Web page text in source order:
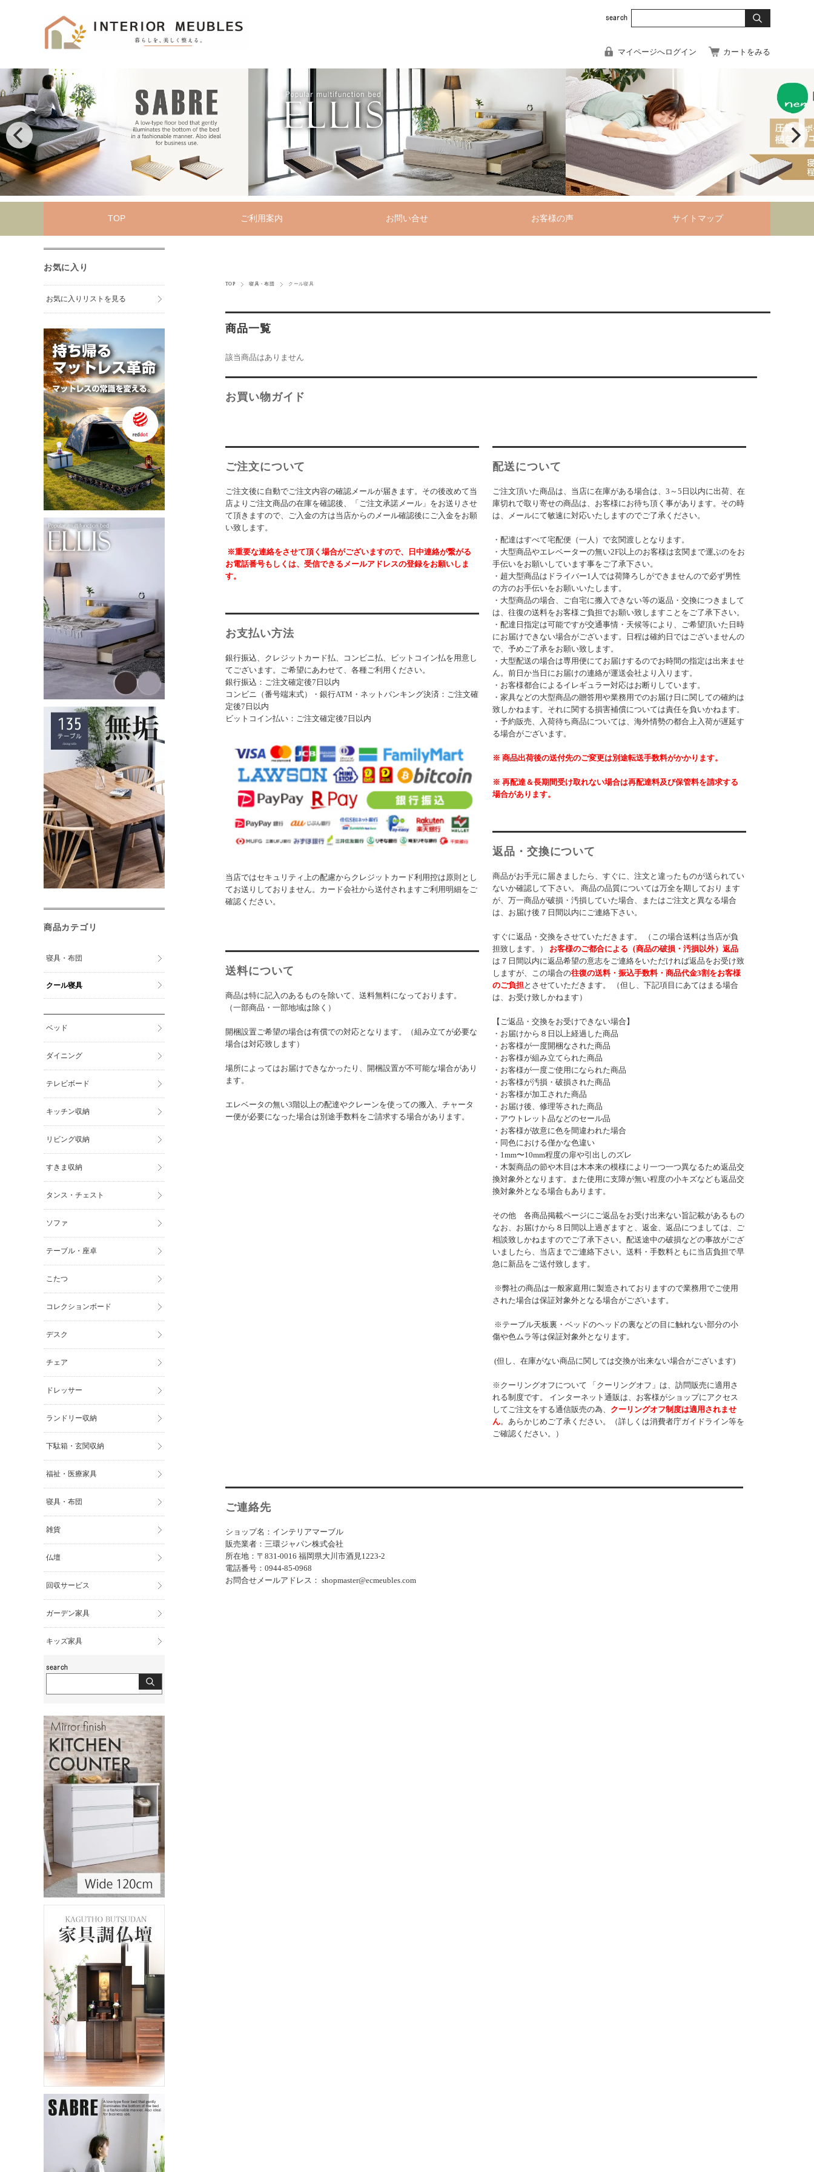
マイページへログイン カートをみる
TOP ご利用案内 お問い合せ お客様の声 サイトマップ
TOP 寝具・布団 クール寝具
商品一覧
該当商品はありません
お買い物ガイド
ご注文について
ご注文後に自動でご注文内容の確認メールが届きます。その後改めて当
店よりご注文商品の在庫を確認後、「ご注文承諾メール」をお送りさせ
て頂きますので、ご入金の方は当店からのメール確認後にご入金をお願
い致します。
※重要な連絡をさせて頂く場合がございますので、日中連絡が繋がる
お電話番号もしくは、受信できるメールアドレスの登録をお願いしま
す。
お支払い方法
銀行振込、クレジットカード払、コンビニ払、ビットコイン払を用意し
てございます。ご希望にあわせて、各種ご利用ください。
銀行振込：ご注文確定後7日以内
コンビニ（番号端末式）・銀行ATM・ネットバンキング決済：ご注文確
定後7日以内
ビットコイン払い：ご注文確定後7日以内
当店ではセキュリティ上の配慮からクレジットカード利用控は原則とし
てお送りしておりません。カード会社から送付されますご利用明細をご
確認ください。
送料について
商品は特に記入のあるものを除いて、送料無料になっております。
（一部商品・一部地域は除く）
開梱設置ご希望の場合は有償での対応となります。（組み立てが必要な
場合は対応致します）
場所によってはお届けできなかったり、開梱設置が不可能な場合があり
ます。
エレベータの無い3階以上の配達やクレーンを使っての搬入、チャータ
ー便が必要になった場合は別途手数料をご請求する場合があります。
配送について
ご注文頂いた商品は、当店に在庫がある場合は、3～5日以内に出荷、在
庫切れで取り寄せの商品は、お客様にお待ち頂く事があります。その時
は、メールにて敏速に対応いたしますのでご了承ください。
・配達はすべて宅配便（一人）で玄関渡しとなります。
・大型商品やエレベーターの無い2F以上のお客様は玄関まで運ぶのをお
手伝いをお願いしています事をご了承下さい。
・超大型商品はドライバー1人では荷降ろしができませんので必ず男性
の方のお手伝いをお願いいたします。
・大型商品の場合、ご自宅に搬入できない等の返品・交換につきまして
は、往復の送料をお客様ご負担でお願い致しますことをご了承下さい。
・配達日指定は可能ですが交通事情・天候等により、ご希望頂いた日時
にお届けできない場合がございます。日程は確約日ではございませんの
で、予めご了承をお願い致します。
・大型配送の場合は専用便にてお届けするのでお時間の指定は出来ませ
ん。前日か当日にお届けの連絡が運送会社より入ります。
・お客様都合によるイレギュラー対応はお断りしています。
・家具などの大型商品の贈答用や業務用でのお届け日に関しての確約は
致しかねます。それに関する損害補償については責任を負いかねます。
・予約販売、入荷待ち商品については、海外情勢の都合上入荷が遅延す
る場合がございます。
※ 商品出荷後の送付先のご変更は別途転送手数料がかかります。
※ 再配達＆長期間受け取れない場合は再配達料及び保管料を請求する
場合があります。
返品・交換について
商品がお手元に届きましたら、すぐに、注文と違ったものが送られてい
ないか確認して下さい。 商品の品質については万全を期しており ます
が、万一商品が破損・汚損していた場合、またはご注文と異なる場合
は、お届け後７日間以内にご連絡下さい。
すぐに返品・交換をさせていただきます。 （この場合送料は当店が負
担致します。） お客様のご都合による（商品の破損・汚損以外）返品
は７日間以内に返品希望の意志をご連絡をいただければ返品をお受け致
しますが、この場合の往復の送料・振込手数料・商品代金3割をお客様
のご負担とさせていただきます。 （但し、下記項目にあてはまる場合
は、お受け致しかねます）
【ご返品・交換をお受けできない場合】
・お届けから８日以上経過した商品
・お客様が一度開梱なされた商品
・お客様が組み立てられた商品
・お客様が一度ご使用になられた商品
・お客様が汚損・破損された商品
・お客様が加工された商品
・お届け後、修理等された商品
・アウトレット品などのセール品
・お客様が故意に色を間違われた場合
・同色における僅かな色違い
・1mm〜10mm程度の扉や引出しのズレ
・木製商品の節や木目は木本来の模様により一つ一つ異なるため返品交
換対象外となります。また使用に支障が無い程度の小キズなども返品交
換対象外となる場合もあります。
その他 各商品掲載ページにご返品をお受け出来ない旨記載があるもの
なお、お届けから８日間以上過ぎますと、返金、返品につましては、ご
相談致しかねますのでご了承下さい。配送途中の破損などの事故がござ
いましたら、当店までご連絡下さい。送料・手数料ともに当店負担で早
急に新品をご送付致します。
※弊社の商品は一般家庭用に製造されておりますので業務用でご使用
された場合は保証対象外となる場合がございます。
※テーブル天板裏・ベッドのヘッドの裏などの目に触れない部分の小
傷や色ムラ等は保証対象外となります。
(但し、在庫がない商品に関しては交換が出来ない場合がございます)
※クーリングオフについて 「クーリングオフ」は、訪問販売に適用さ
れる制度です。 インターネット通販は、お客様がショップにアクセス
してご注文をする通信販売の為、 クーリングオフ制度は適用されませ
ん。あらかじめご了承ください。（詳しくは消費者庁ガイドライン等を
ご確認ください。）
ご連絡先
ショップ名：インテリアマーブル
販売業者：三環ジャパン株式会社
所在地：〒831-0016 福岡県大川市酒見1223-2
電話番号：0944-85-0968
お問合せメールアドレス： shopmaster@ecmeubles.com
お気に入り
お気に入りリストを見る
商品カテゴリ
寝具・布団
クール寝具
ベッド
ダイニング
テレビボード
キッチン収納
リビング収納
すきま収納
タンス・チェスト
ソファ
テーブル・座卓
こたつ
コレクションボード
デスク
チェア
ドレッサー
ランドリー収納
下駄箱・玄関収納
福祉・医療家具
寝具・布団
雑貨
仏壇
回収サービス
ガーデン家具
キッズ家具